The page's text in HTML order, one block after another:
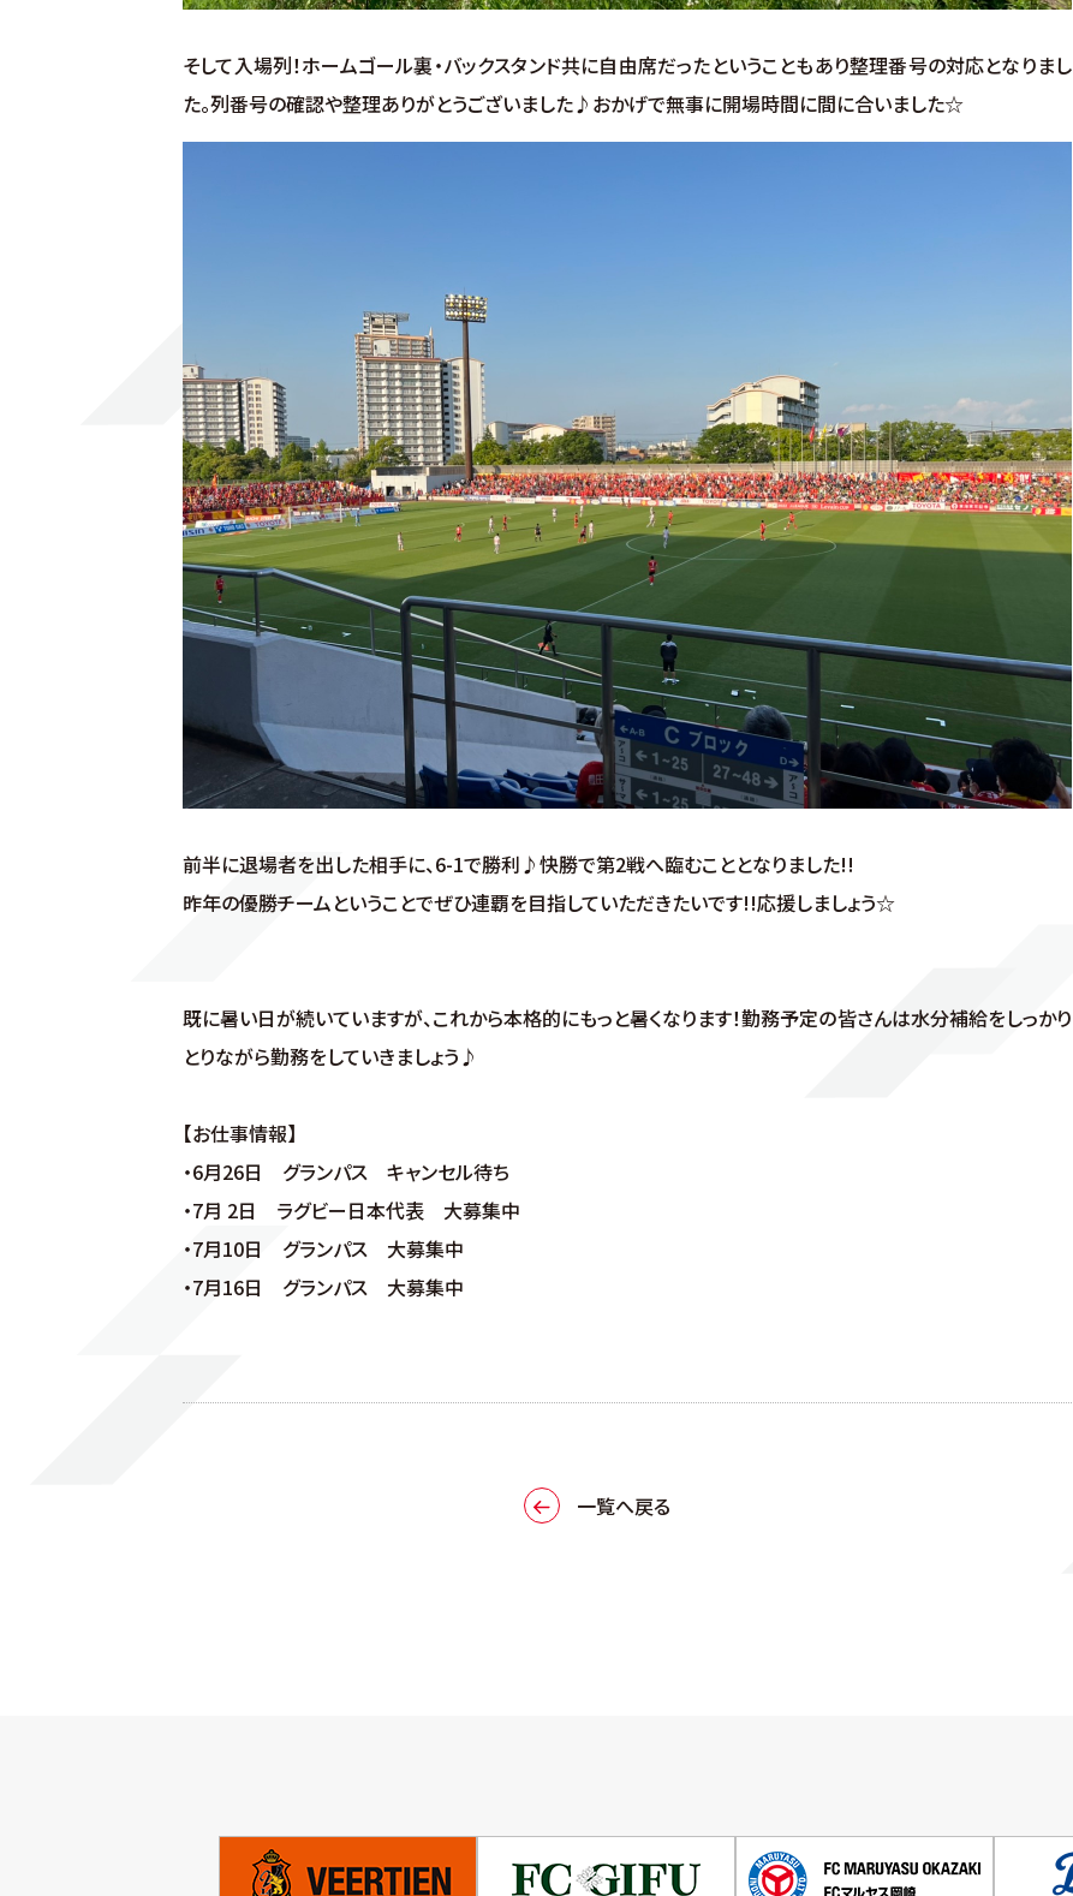
そして入場列！ホームゴール裏・バックスタンド共に自由席だったということもあり整理番号の対応となりまし
た。列番号の確認や整理ありがとうございました♪おかげで無事に開場時間に間に合いました☆
前半に退場者を出した相手に、6-1で勝利♪快勝で第2戦へ臨むこととなりました!!
昨年の優勝チームということでぜひ連覇を目指していただきたいです!!応援しましょう☆
既に暑い日が続いていますが、これから本格的にもっと暑くなります！勤務予定の皆さんは水分補給をしっかり
とりながら勤務をしていきましょう♪
【お仕事情報】
・6月26日 グランパス キャンセル待ち
・7月 2日 ラグビー日本代表 大募集中
・7月10日 グランパス 大募集中
・7月16日 グランパス 大募集中
一覧へ戻る